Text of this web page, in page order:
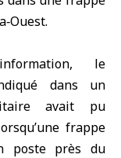
.
le
dans un
avait pu
frappe
poste près du